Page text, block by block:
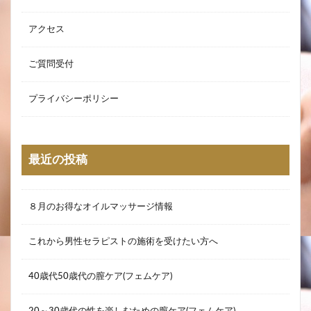
アクセス
ご質問受付
プライバシーポリシー
最近の投稿
８月のお得なオイルマッサージ情報
これから男性セラピストの施術を受けたい方へ
40歳代50歳代の膣ケア(フェムケア)